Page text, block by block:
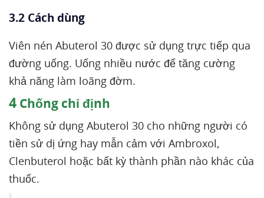
3.2 Cách dùng
Viên nén Abuterol 30 được sử dụng trực tiếp qua
đường uống. Uống nhiều nước để tăng cường
khả năng làm loãng đờm.
4 Chống chỉ định
Không sử dụng Abuterol 30 cho những người có
tiền sử dị ứng hay mẫn cảm với Ambroxol,
Clenbuterol hoặc bất kỳ thành phần nào khác của
thuốc.